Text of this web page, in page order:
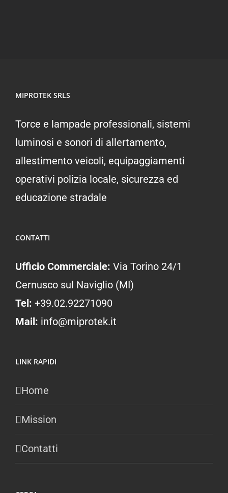
MIPROTEK SRLS
Torce e lampade professionali, sistemi
luminosi e sonori di allertamento,
allestimento veicoli, equipaggiamenti
operativi polizia locale, sicurezza ed
educazione stradale
CONTATTI
Ufficio Commerciale: Via Torino 24/1
Cernusco sul Naviglio (MI)
Tel: +39.02.92271090
Mail: info@miprotek.it
LINK RAPIDI
Home
Mission
Contatti